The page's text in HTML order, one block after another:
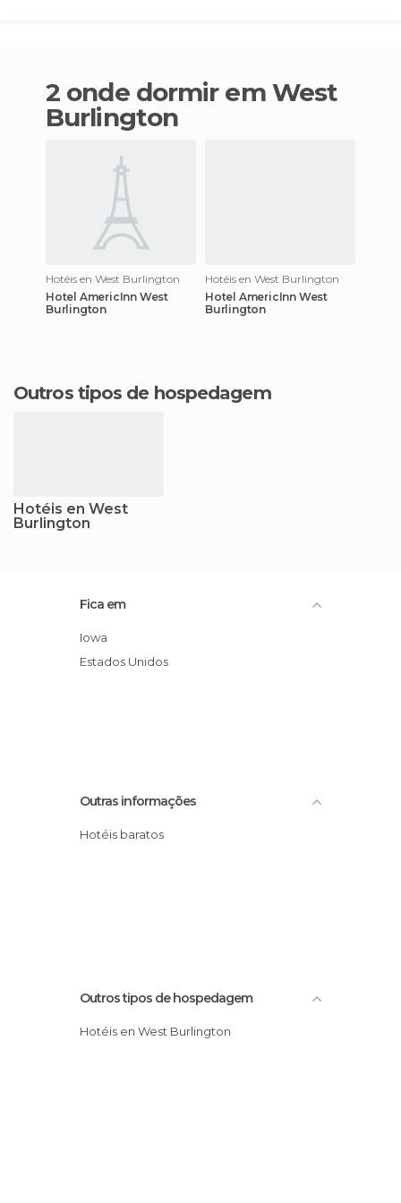
2 onde dormir em West
Burlington
Hotéis en West Burlington
Hotel AmericInn West
Burlington
Hotéis en West Burlington
Hotel AmericInn West
Burlington
Outros tipos de hospedagem
Hotéis en West
Burlington
Fica em
Iowa
Estados Unidos
Outras informações
Hotéis baratos
Outros tipos de hospedagem
Hotéis en West Burlington